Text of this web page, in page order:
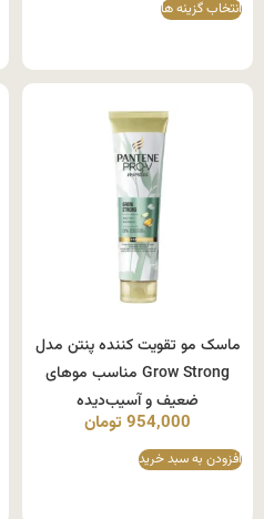
انتخاب گزینه ها
ماسک مو تقویت‌ کننده پنتن مدل
Grow Strong مناسب موهای
ضعیف و آسیب‌دیده
954,000 تومان
افزودن به سبد خرید